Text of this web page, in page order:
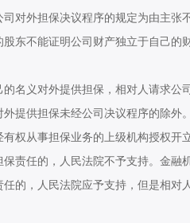
外担保决议程序的规定为由主张
东不能证明公司财产独立于自己的
义对外提供担保，相对人请求公
提供担保未经公司决议程序的除外。
从事担保业务的上级机构授权开
责任的，人民法院不予支持。金融
的，人民法院应予支持，但是相对